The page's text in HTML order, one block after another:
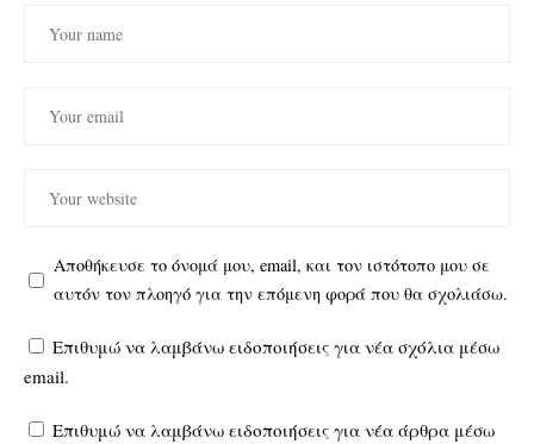
Αποθήκευσε το όνομά μου, email, και τον ιστότοπο μου σε
αυτόν τον πλοηγό για την επόμενη φορά που θα σχολιάσω.
Επιθυμώ να λαμβάνω ειδοποιήσεις για νέα σχόλια μέσω
email.
Επιθυμώ να λαμβάνω ειδοποιήσεις για νέα άρθρα μέσω